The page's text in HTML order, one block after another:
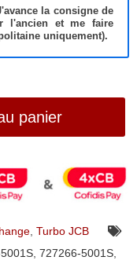
la consigne de
l'ancien et me faire
uniquement).
panier
Turbo JCB
727266-5001S